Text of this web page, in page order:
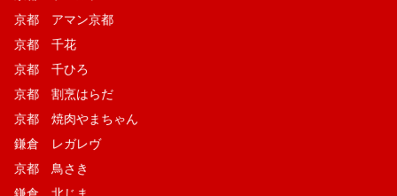
京都 アマン京都
京都 千花
京都 千ひろ
京都 割烹はらだ
京都 焼肉やまちゃん
鎌倉 レガレヴ
京都 鳥さき